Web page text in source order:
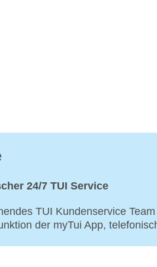
24/7 TUI Service
TUI Kundenservice
der myTui App,